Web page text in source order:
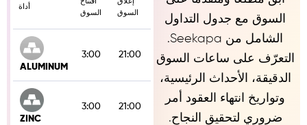
السوق مع جدول التداول
الشامل من Seekapa.
التعرّف على ساعات السوق
الدقيقة، الأحداث الرئيسية،
وتواريخ انتهاء العقود أمر
ضروري لتحقيق النجاح.
أداة
السوق
السوق
أيام العمل
ALUMINUM
3:00 21:00
Friday
ZINC
3:00 21:00
Monday-
Friday